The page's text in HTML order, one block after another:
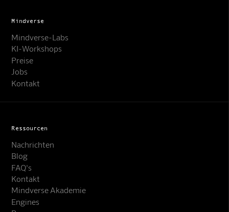
Online · KI-Assistent
Mindverse
Mindverse-Labs
KI-Workshops
Preise
Jobs
Kontakt
Ressourcen
Nachrichten
Blog
FAQ's
Kontakt
Mindverse Akademie
Engines